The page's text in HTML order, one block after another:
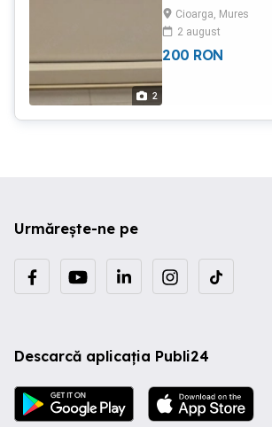
2
plastic în rest este in
funcționare. Mai
Cioarga, Mures
2 august
200 RON
Urmărește-ne pe
Descarcă aplicația Publi24